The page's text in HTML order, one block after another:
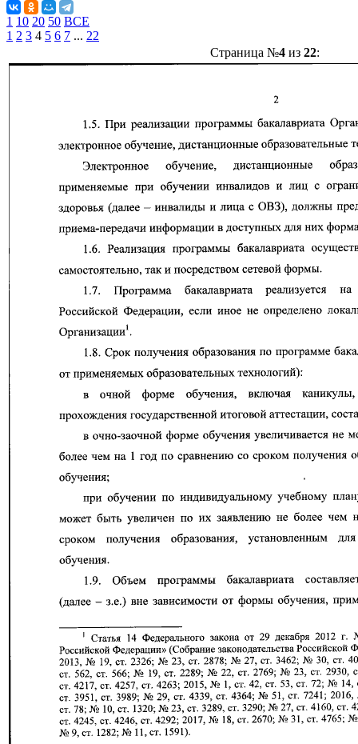
1 10 20 50 ВСЕ
1 2 3 4 5 6 7 ... 22
Страница №4из 22: